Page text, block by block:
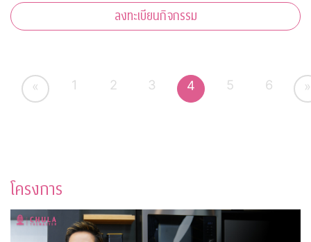
ลงทะเบียนกิจกรรม
« 1 2 3 4 5 6 »
โครงการ